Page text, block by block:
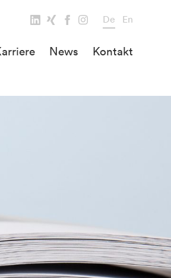
De En
News Kontakt